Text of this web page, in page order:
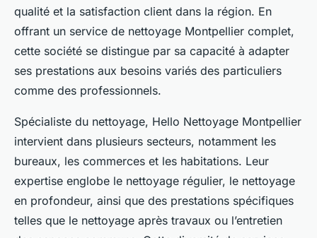
qualité et la satisfaction client dans la région. En
offrant un service de nettoyage Montpellier complet,
cette société se distingue par sa capacité à adapter
ses prestations aux besoins variés des particuliers
comme des professionnels.
Spécialiste du nettoyage, Hello Nettoyage Montpellier
intervient dans plusieurs secteurs, notamment les
bureaux, les commerces et les habitations. Leur
expertise englobe le nettoyage régulier, le nettoyage
en profondeur, ainsi que des prestations spécifiques
telles que le nettoyage après travaux ou l’entretien